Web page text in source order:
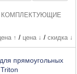
КОМПЛЕКТУЮЩИЕ
↑ / цена ↓ / скидка ↓
прямоугольных